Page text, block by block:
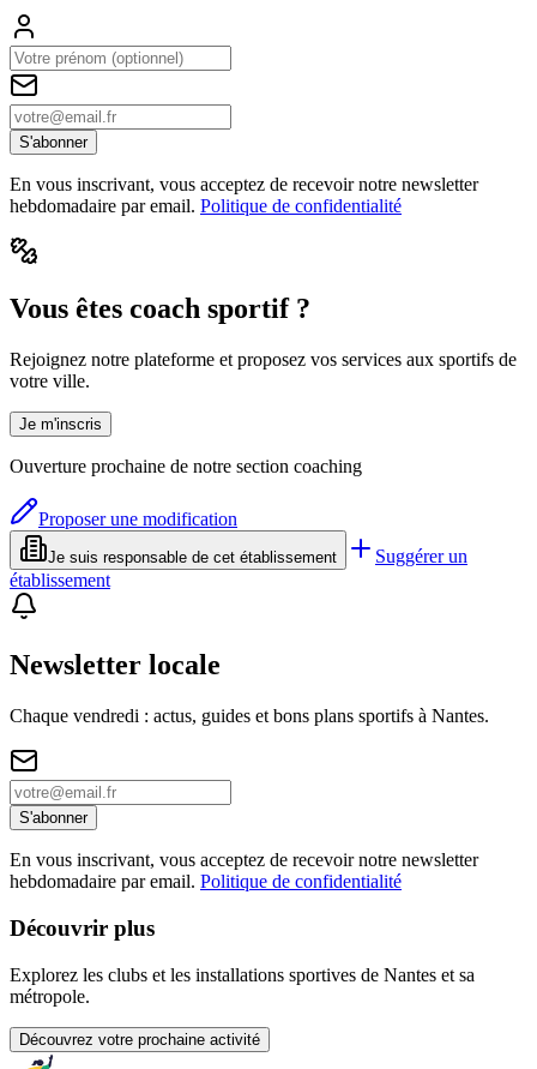
S'abonner
En vous inscrivant, vous acceptez de recevoir notre newsletter
hebdomadaire par email. Politique de confidentialité
Vous êtes coach sportif ?
Rejoignez notre plateforme et proposez vos services aux sportifs de
votre ville.
Je m'inscris
Ouverture prochaine de notre section coaching
Proposer une modification
Je suis responsable de cet établissement
Suggérer un
établissement
Newsletter locale
Chaque vendredi : actus, guides et bons plans sportifs à Nantes.
S'abonner
En vous inscrivant, vous acceptez de recevoir notre newsletter
hebdomadaire par email. Politique de confidentialité
Découvrir plus
Explorez les clubs et les installations sportives de Nantes et sa
métropole.
Découvrez votre prochaine activité